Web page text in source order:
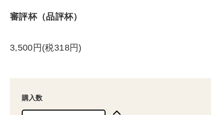
審評杯（品評杯）
3,500円(税318円)
購入数